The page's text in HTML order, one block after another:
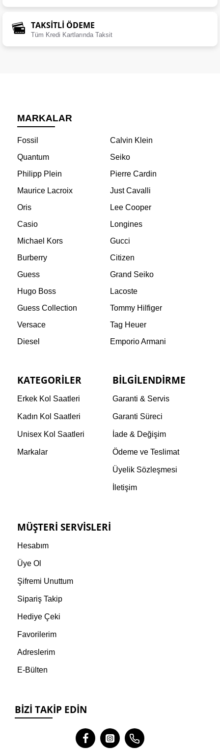
TAKSİTLİ ÖDEME
Tüm Kredi Kartlarında Taksit
MARKALAR
Fossil
Calvin Klein
Quantum
Seiko
Philipp Plein
Pierre Cardin
Maurice Lacroix
Just Cavalli
Oris
Lee Cooper
Casio
Longines
Michael Kors
Gucci
Burberry
Citizen
Guess
Grand Seiko
Hugo Boss
Lacoste
Guess Collection
Tommy Hilfiger
Versace
Tag Heuer
Diesel
Emporio Armani
KATEGORILER
Erkek Kol Saatleri
Kadın Kol Saatleri
Unisex Kol Saatleri
Markalar
BILGILENDIRME
Garanti & Servis
Garanti Süreci
İade & Değişim
Ödeme ve Teslimat
Üyelik Sözleşmesi
İletişim
MÜŞTERI SERVISLERI
Hesabım
Üye Ol
Şifremi Unuttum
Sipariş Takip
Hediye Çeki
Favorilerim
Adreslerim
E-Bülten
BIZI TAKIP EDIN